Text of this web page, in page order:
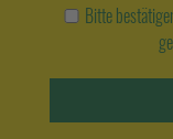
Bitte